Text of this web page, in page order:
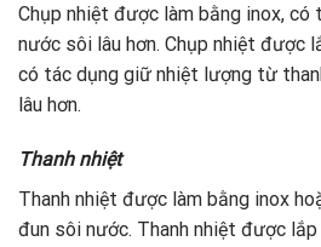
Chụp nhiệt được làm bằng inox, có
nước sôi lâu hơn. Chụp nhiệt được
có tác dụng giữ nhiệt lượng từ
lâu hơn.
Thanh nhiệt
Thanh nhiệt được làm bằng inox
đun sôi nước. Thanh nhiệt được